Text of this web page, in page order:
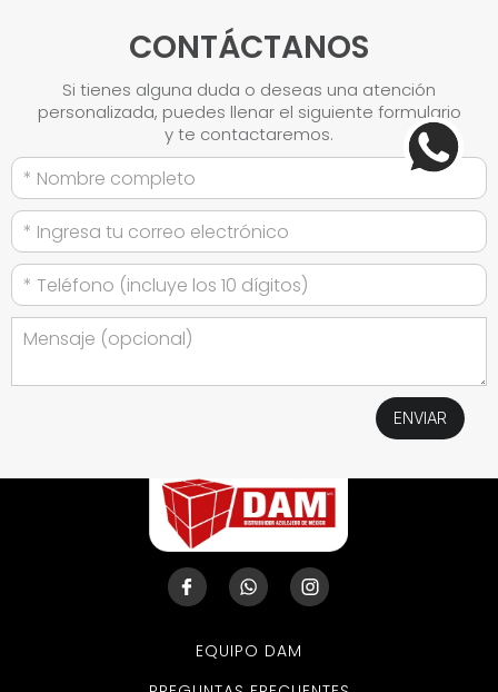
CONTÁCTANOS
Si tienes alguna duda o deseas una atención
personalizada, puedes llenar el siguiente formulario
y te contactaremos.
EQUIPO DAM